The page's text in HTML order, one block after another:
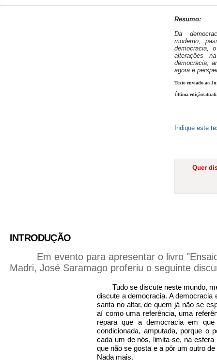
Resumo:
Da
moderno,
democracia,
alterações
democracia,
agora e
Texto enviado ao
Última edição/
Indique este
Quer
INTRODUÇÃO
Em evento para apresentar o livro
Madri, José Saramago proferiu o seguinte
Tudo se discute neste mundo,
discute a democracia. A
santa no altar, de quem já não se
aí como uma referência, uma
repara que a democracia em
condicionada, amputada, porque o
cada um de nós, limita-se, na
que não se gosta e a pôr um outro
Nada mais.